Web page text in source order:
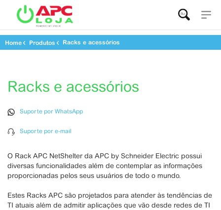
Buscar...
Home Produtos Racks e acessórios
Racks e acessórios
Suporte por WhatsApp
Suporte por e-mail
O Rack APC NetShelter da APC by Schneider Electric possui
diversas funcionalidades além de contemplar as informações
proporcionadas pelos seus usuários de todo o mundo.
Estes Racks APC são projetados para atender às tendências de
TI atuais além de admitir aplicações que vão desde redes de TI